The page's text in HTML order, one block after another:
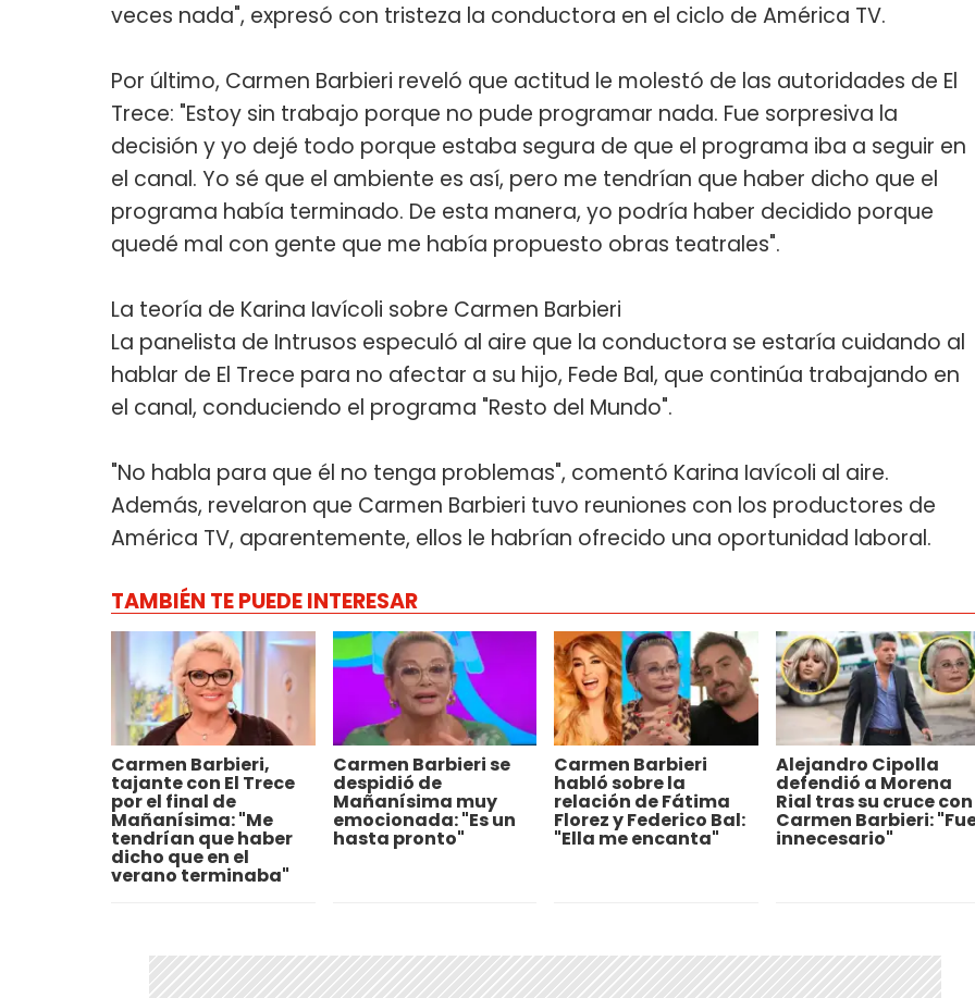
veces nada", expresó con tristeza la conductora en el ciclo de América TV.
Por último, Carmen Barbieri reveló que actitud le molestó de las autoridades de El
Trece: "Estoy sin trabajo porque no pude programar nada. Fue sorpresiva la
decisión y yo dejé todo porque estaba segura de que el programa iba a seguir en
el canal. Yo sé que el ambiente es así, pero me tendrían que haber dicho que el
programa había terminado. De esta manera, yo podría haber decidido porque
quedé mal con gente que me había propuesto obras teatrales".
La teoría de Karina Iavícoli sobre Carmen Barbieri
La panelista de Intrusos especuló al aire que la conductora se estaría cuidando al
hablar de El Trece para no afectar a su hijo, Fede Bal, que continúa trabajando en
el canal, conduciendo el programa "Resto del Mundo".
"No habla para que él no tenga problemas", comentó Karina Iavícoli al aire.
Además, revelaron que Carmen Barbieri tuvo reuniones con los productores de
América TV, aparentemente, ellos le habrían ofrecido una oportunidad laboral.
TAMBIÉN TE PUEDE INTERESAR
Carmen Barbieri,
tajante con El Trece
por el final de
Mañanísima: "Me
tendrían que haber
dicho que en el
verano terminaba"
Carmen Barbieri se
despidió de
Mañanísima muy
emocionada: "Es un
hasta pronto"
Carmen Barbieri
habló sobre la
relación de Fátima
Florez y Federico Bal:
"Ella me encanta"
Alejandro Cipolla
defendió a Morena
Rial tras su cruce con
Carmen Barbieri:
innecesario"